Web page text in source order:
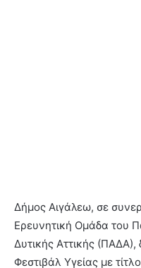
Δήμος Αιγάλεω, σε
Ερευνητική Ομάδα του
Δυτικής Αττικής (ΠΑΔΑ),
Φεστιβάλ Υγείας με